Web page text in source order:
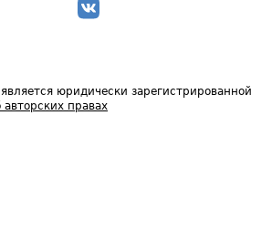
юридически зарегистрированной
авторских правах